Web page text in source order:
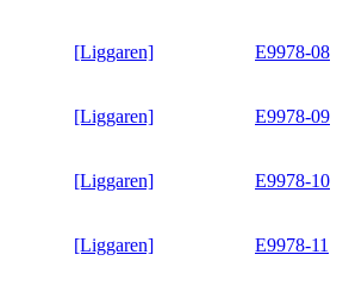
[Liggaren] E9978-08
[Liggaren] E9978-09
[Liggaren] E9978-10
[Liggaren] E9978-11